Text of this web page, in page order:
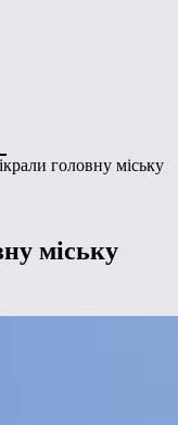
головну міську
міську